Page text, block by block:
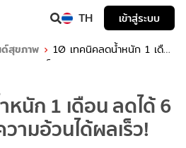
TH
เข้าสู่ระบบ
ด์สุขภาพ
10 เทคนิคลดน้ำหนัก 1 เดือน
นได้ผลเร็ว!
นัก 1 เดือน ลดได้ 6
ามอ้วนได้ผลเร็ว!